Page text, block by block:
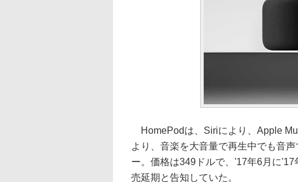
HomePodは、Siriにより、Apple
より、音楽を大音量で再生中でも音
ー。価格は349ドルで、'17年6月に
売延期と告知していた。